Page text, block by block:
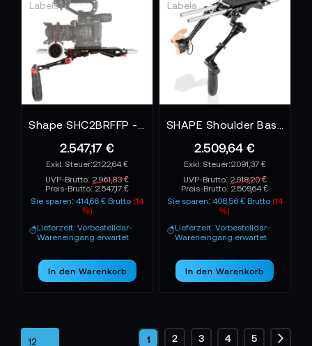
2.547,17 €
2.122,64 €
UVP-Brutto: 2.961,83 €
Preis-Brutto: 2.547,17 €
Sie sparen: 414,66 € Brutto(14
%)
Lieferzeit: Vorbestelldar-
Wareneingang erwartet
In den Warenkorb
2.509,64 €
2.091,37 €
UVP-Brutto: 2.918,20 €
Preis-Brutto: 2.509,64 €
Sie sparen: 408,56 € Brutto (14
%)
Lieferzeit: Vorbestelldar-
Wareneingang erwartet
In den Warenkorb
Seite
Sie
1 Seite
2 Seite
3 Seite
4 Seite
5